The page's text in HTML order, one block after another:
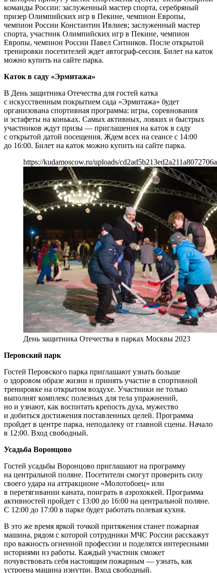
команды России: заслуженный мастер спорта, серебряный
призер Олимпийских игр в Пекине, чемпион Европы,
чемпион России Константин Ивлиев; заслуженный мастер
спорта, участник Олимпийских игр в Пекине, чемпион
Европы, чемпион России Павел Ситников. После открытой
тренировки посетителей ждет автограф-сессия. Билет на каток
можно купить на сайте парка.
Каток в саду «Эрмитажа»
В День защитника Отечества для гостей катка
с искусственным покрытием сада «Эрмитажа» будет
организована спортивная программа: игры, соревнования
и эстафеты на коньках. Самых активных, ловких и быстрых
участников ждут призы — приглашения на каток в саду
с открытой датой посещения. Ждем всех на сеансе с 14:00
до 16:00. Билет на каток можно купить на сайте парка.
https://kudamoscow.ru/uploads/
День защитника Отечества в парках Москвы 2023
Перовский парк
Гостей Перовского парка приглашают узнать больше
о здоровом образе жизни и принять участие в спортивной
тренировке на открытом воздухе. Участники не только
выполнят комплекс полезных для тела упражнений,
но и узнают, как воспитать крепость духа, мужество
и добиться достижения поставленных целей. Программа
пройдет в центре парка, неподалеку от главной сцены. Начало
в 12:00. Вход свободный.
Усадьба Воронцово
Гостей усадьбы Воронцово приглашают на программу
на центральной поляне. Посетители смогут проверить силу
своего удара на аттракционе «Молотобоец» или
в перетягивании каната, поиграть в аэрохоккей. Программа
активностей пройдет с 13:00 до 16:00 на центральной поляне.
С 12:00 до 17:00 в парке будет работать полевая кухня.
В это же время яркой точкой притяжения станет пожарная
машина, рядом с которой сотрудники МЧС России расскажут
про важность огненной профессии и поделятся интересными
историями из работы. Каждый участник сможет
почувствовать себя настоящим пожарным — узнать, как
устроена машина изнутри. Вход свободный.